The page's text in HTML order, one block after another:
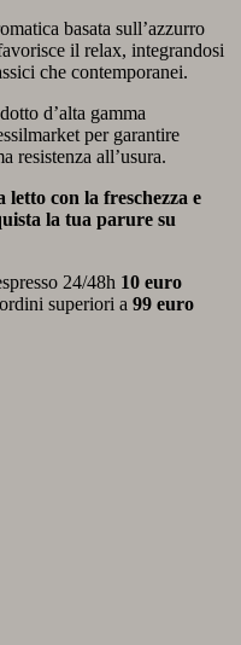
basata sull’azzurro
il relax, integrandosi
che contemporanei.
d’alta gamma
per garantire
resistenza all’usura.
con la freschezza e
la tua parure su
24/48h 10 euro
superiori a 99 euro